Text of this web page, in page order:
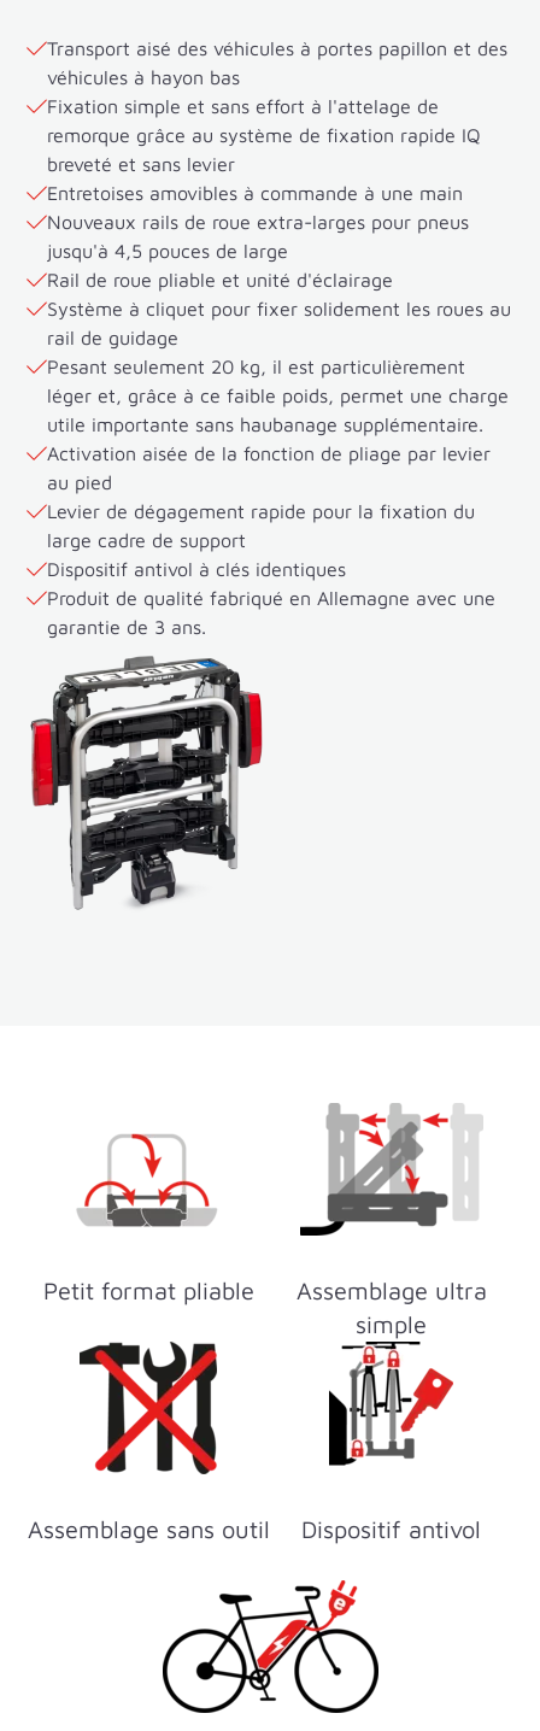
Transport aisé des véhicules à portes papillon et des
véhicules à hayon bas
Fixation simple et sans effort à l'attelage de
remorque grâce au système de fixation rapide IQ
breveté et sans levier
Entretoises amovibles à commande à une main
Nouveaux rails de roue extra-larges pour pneus
jusqu'à 4,5 pouces de large
Rail de roue pliable et unité d'éclairage
Système à cliquet pour fixer solidement les roues au
rail de guidage
Pesant seulement 20 kg, il est particulièrement
léger et, grâce à ce faible poids, permet une charge
utile importante sans haubanage supplémentaire.
Activation aisée de la fonction de pliage par levier
au pied
Levier de dégagement rapide pour la fixation du
large cadre de support
Dispositif antivol à clés identiques
Produit de qualité fabriqué en Allemagne avec une
garantie de 3 ans.
Petit format pliable
Assemblage ultra
simple
Assemblage sans outil Dispositif antivol